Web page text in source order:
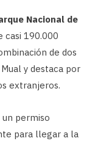
Nacional de
casi 190.000
de dos
y destaca por
extranjeros.
un permiso
para llegar a la